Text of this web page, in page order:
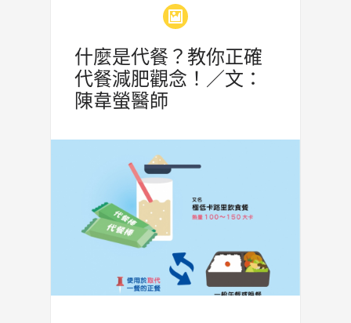
什麼是代餐？教你正確
代餐減肥觀念！／文：
陳韋螢醫師